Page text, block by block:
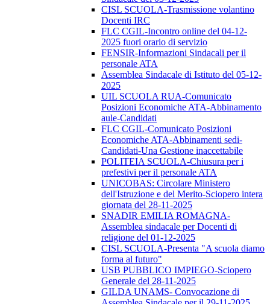
CISL SCUOLA-Trasmissione volantino
Docenti IRC
FLC CGIL-Incontro online del 04-12-
2025 fuori orario di servizio
FENSIR-Informazioni Sindacali per il
personale ATA
Assemblea Sindacale di Istituto del 05-12-
2025
UIL SCUOLA RUA-Comunicato
Posizioni Economiche ATA-Abbinamento
aule-Candidati
FLC CGIL-Comunicato Posizioni
Economiche ATA-Abbinamenti sedi-
Candidati-Una Gestione inaccettabile
POLITEIA SCUOLA-Chiusura per i
prefestivi per il personale ATA
UNICOBAS: Circolare Ministero
dell'Istruzione e del Merito-Sciopero intera
giornata del 28-11-2025
SNADIR EMILIA ROMAGNA-
Assemblea sindacale per Docenti di
religione del 01-12-2025
CISL SCUOLA-Presenta "A scuola diamo
forma al futuro"
USB PUBBLICO IMPIEGO-Sciopero
Generale del 28-11-2025
GILDA UNAMS- Convocazione di